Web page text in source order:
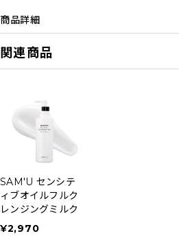
商品詳細
関連商品
SAM'U センシテ
ィブオイルフルク
レンジングミルク
¥2,970